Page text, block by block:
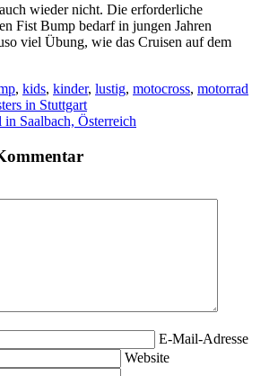
wieder nicht. Die erforderliche
Fist Bump bedarf in jungen Jahren
viel Übung, wie das Cruisen auf dem
, kids, kinder, lustig, motocross, motorrad
in Stuttgart
Saalbach, Österreich
E-Mail-Adresse
Website